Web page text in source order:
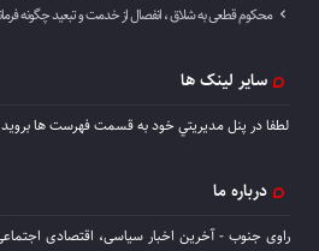
محکوم قطعی به شلاق ، انفصال از خدمت و تبعید چگونه
سایر لینک ها
لطفا در پنل مديريتي خود به قسمت فهرست ها برويد
درباره ما
راوی جنوب - آخرین اخبار سیاسی، اقتصادی